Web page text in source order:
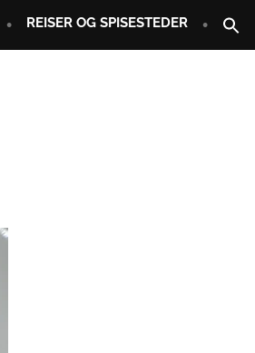
REISER OG SPISESTEDER